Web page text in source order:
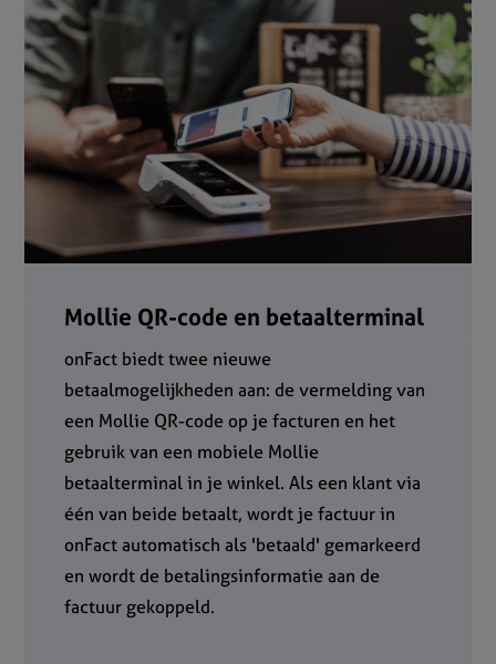
Mollie QR-code en betaalterminal
onFact biedt twee nieuwe
betaalmogelijkheden aan: de vermelding van
een Mollie QR-code op je facturen en het
gebruik van een mobiele Mollie
betaalterminal in je winkel. Als een klant via
één van beide betaalt, wordt je factuur in
onFact automatisch als 'betaald' gemarkeerd
en wordt de betalingsinformatie aan de
factuur gekoppeld.